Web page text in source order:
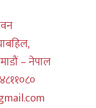
– नेपाल